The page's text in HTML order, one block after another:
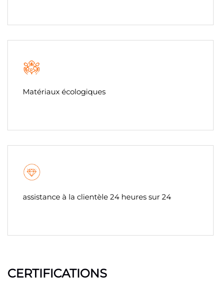
Matériaux écologiques
assistance à la clientèle 24 heures sur 24
CERTIFICATIONS